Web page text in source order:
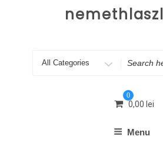
Search
0
0,00 lei
Menu